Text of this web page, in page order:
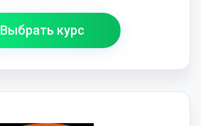
Выбрать курс